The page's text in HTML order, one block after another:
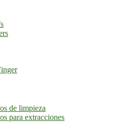
de limpieza
para extracciones